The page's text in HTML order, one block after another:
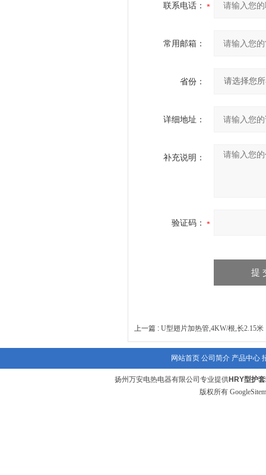
联系电话：
常用邮箱：
省份：
详细地址：
补充说明：
验证码：
上一篇 : U型翅片加热管,4KW/根,长2.15米
网站首页 公司简介 产品中心
扬州万安电热电器有限公司专业提供HRY型护
版权所有